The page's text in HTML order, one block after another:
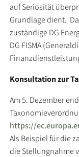
auf Seriosität
Grundlage dient.
zuständige DG
DG FISMA
Konsultation zur
Am 5. Dezember
https://
Als Beispiel für die
die Stellungnahme